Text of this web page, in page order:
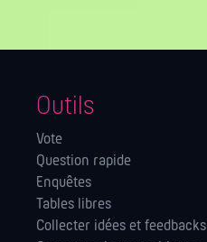
Outils
Vote
Question rapide
Enquêtes
Tables libres
Collecter idées et feedbacks